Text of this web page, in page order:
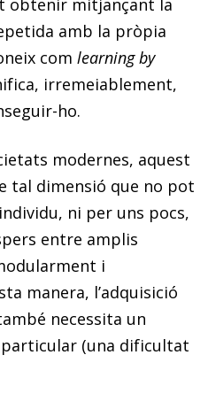
obtenir mitjançant la
amb la pròpia
com learning by
irremeiablement,
ho.
modernes, aquest
tal dimensió que no pot
ni per uns pocs,
entre amplis
i
manera, l’adquisició
necessita un
(una dificultat